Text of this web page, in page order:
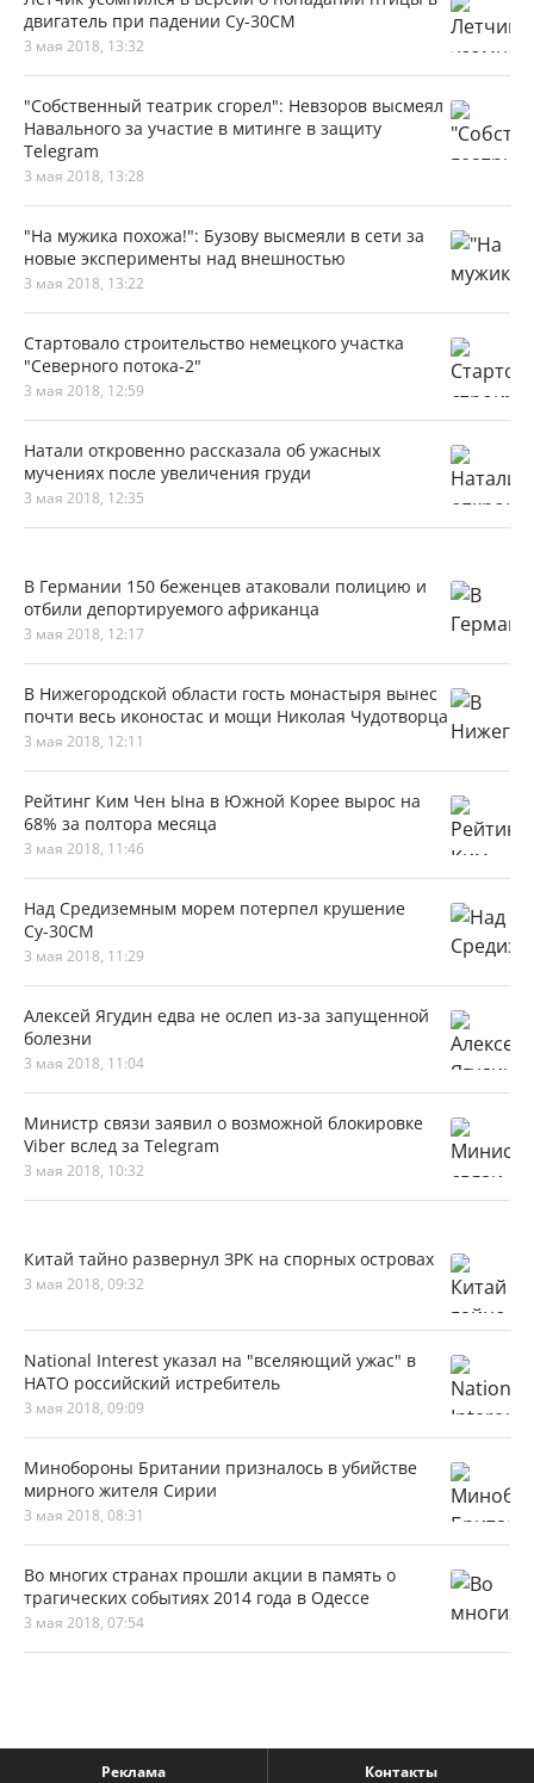
двигатель при падении Су-30СМ
3 мая 2018, 13:32
"Собственный театрик сгорел": Невзоров высмеял
Навального за участие в митинге в защиту
Telegram
3 мая 2018, 13:28
"На мужика похожа!": Бузову высмеяли в сети за
новые эксперименты над внешностью
3 мая 2018, 13:22
Стартовало строительство немецкого участка
"Северного потока-2"
3 мая 2018, 12:59
Натали откровенно рассказала об ужасных
мучениях после увеличения груди
3 мая 2018, 12:35
В Германии 150 беженцев атаковали полицию и
отбили депортируемого африканца
3 мая 2018, 12:17
В Нижегородской области гость монастыря вынес
почти весь иконостас и мощи Николая Чудотворца
3 мая 2018, 12:11
Рейтинг Ким Чен Ына в Южной Корее вырос на
68% за полтора месяца
3 мая 2018, 11:46
Над Средиземным морем потерпел крушение
Су-30СМ
3 мая 2018, 11:29
Алексей Ягудин едва не ослеп из-за запущенной
болезни
3 мая 2018, 11:04
Министр связи заявил о возможной блокировке
Viber вслед за Telegram
3 мая 2018, 10:32
Китай тайно развернул ЗРК на спорных островах
3 мая 2018, 09:32
National Interest указал на "вселяющий ужас" в
НАТО российский истребитель
3 мая 2018, 09:09
Минобороны Британии призналось в убийстве
мирного жителя Сирии
3 мая 2018, 08:31
Во многих странах прошли акции в память о
трагических событиях 2014 года в Одессе
3 мая 2018, 07:54
Реклама Контакты